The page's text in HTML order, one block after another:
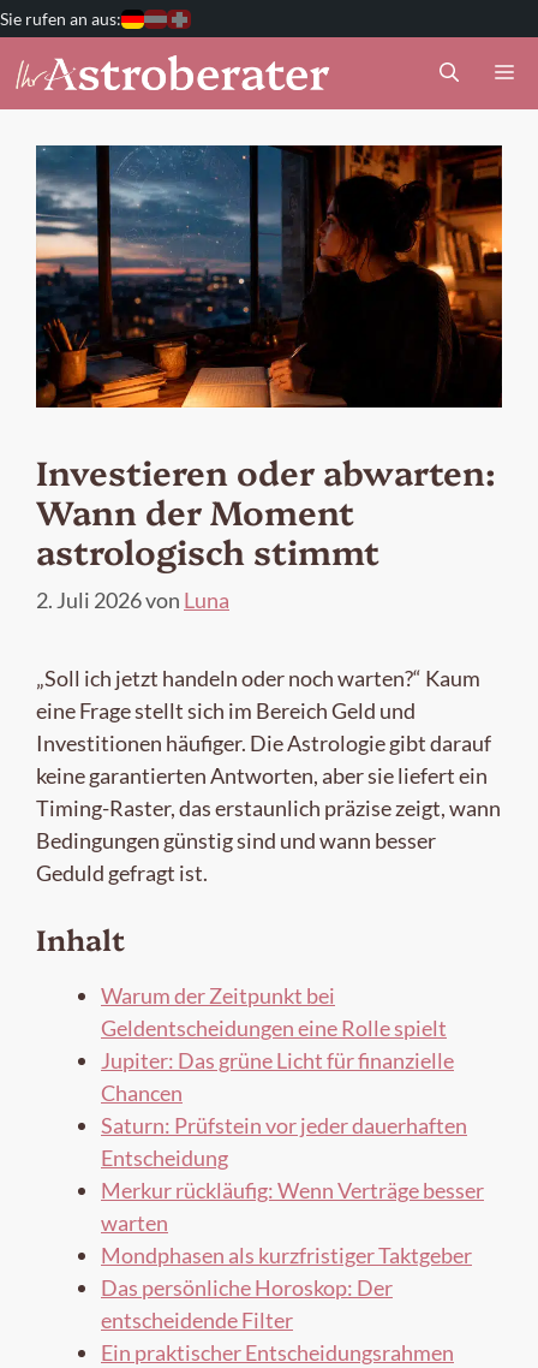
Zum
springen
Deutschland
Österreich
Schweiz
Investieren oder abwarten:
Wann der Moment
astrologisch stimmt
2. Juli 2026von Luna
„Soll ich jetzt handeln oder noch warten?“ Kaum
eine Frage stellt sich im Bereich Geld und
Investitionen häufiger. Die Astrologie gibt darauf
keine garantierten Antworten, aber sie liefert ein
Timing-Raster, das erstaunlich präzise zeigt, wann
Bedingungen günstig sind und wann besser
Geduld gefragt ist.
Inhalt
Warum der Zeitpunkt bei
Geldentscheidungen eine Rolle spielt
Jupiter: Das grüne Licht für finanzielle
Chancen
Saturn: Prüfstein vor jeder dauerhaften
Entscheidung
Merkur rückläufig: Wenn Verträge besser
warten
Mondphasen als kurzfristiger Taktgeber
Das persönliche Horoskop: Der
entscheidende Filter
Ein praktischer Entscheidungsrahmen